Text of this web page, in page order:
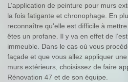
L’application de peinture pour murs
la fois fatigante et chronophage. En
reconnaître qu’elle est difficile à
êtes un profane. Il y va en effet de
immeuble. Dans le cas où vous
façade et que vous allez appliquer
murs extérieurs, choisissez de faire
Rénovation 47 et de son équipe.